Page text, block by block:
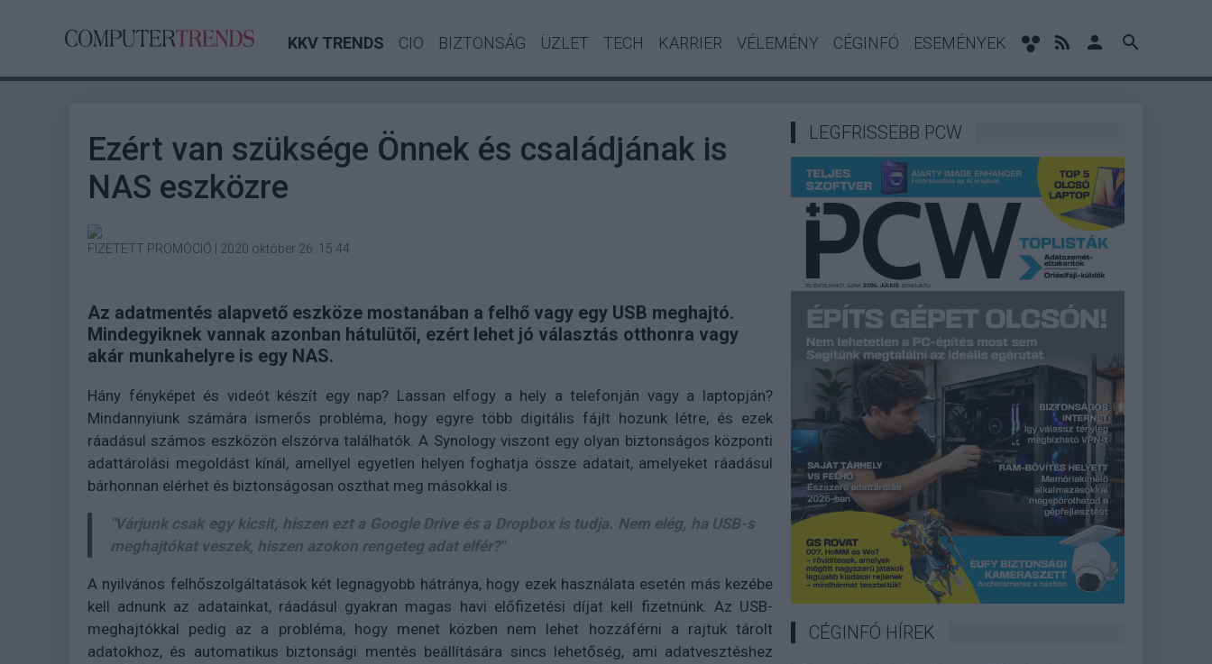
KKV TRENDS CIO BIZTONSÁG ÜZLET TECH KARRIER VÉLEMÉNY CÉGINFÓ ESEMÉNYEK
Ezért van szüksége Önnek és családjának is
NAS eszközre
FIZETETT PROMÓCIÓ 2020 október 26. 15:44
Az adatmentés alapvető eszköze mostanában a felhő vagy egy USB meghajtó.
Mindegyiknek vannak azonban hátulütői, ezért lehet jó választás otthonra vagy
akár munkahelyre is egy NAS.
Hány fényképet és videót készít egy nap? Lassan elfogy a hely a telefonján vagy a laptopján?
Mindannyiunk számára ismerős probléma, hogy egyre több digitális fájlt hozunk létre, és ezek
ráadásul számos eszközön elszórva találhatók. A Synology viszont egy olyan biztonságos központi
adattárolási megoldást kínál, amellyel egyetlen helyen foghatja össze adatait, amelyeket ráadásul
bárhonnan elérhet és biztonságosan oszthat meg másokkal is.
"Várjunk csak egy kicsit, hiszen ezt a Google Drive és a Dropbox is tudja. Nem elég, ha USB-s
meghajtókat veszek, hiszen azokon rengeteg adat elfér?"
A nyilvános felhőszolgáltatások két legnagyobb hátránya, hogy ezek használata esetén más kezébe
kell adnunk az adatainkat, ráadásul gyakran magas havi előfizetési díjat kell fizetnünk. Az USB-
meghajtókkal pedig az a probléma, hogy menet közben nem lehet hozzáférni a rajtuk tárolt
adatokhoz, és automatikus biztonsági mentés beállítására sincs lehetőség, ami adatvesztéshez
LEGFRISSEBB PCW
CÉGINFÓ HÍREK